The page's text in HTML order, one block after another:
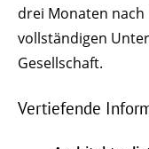
drei Monaten
vollständigen
Gesellschaft.
Vertiefende